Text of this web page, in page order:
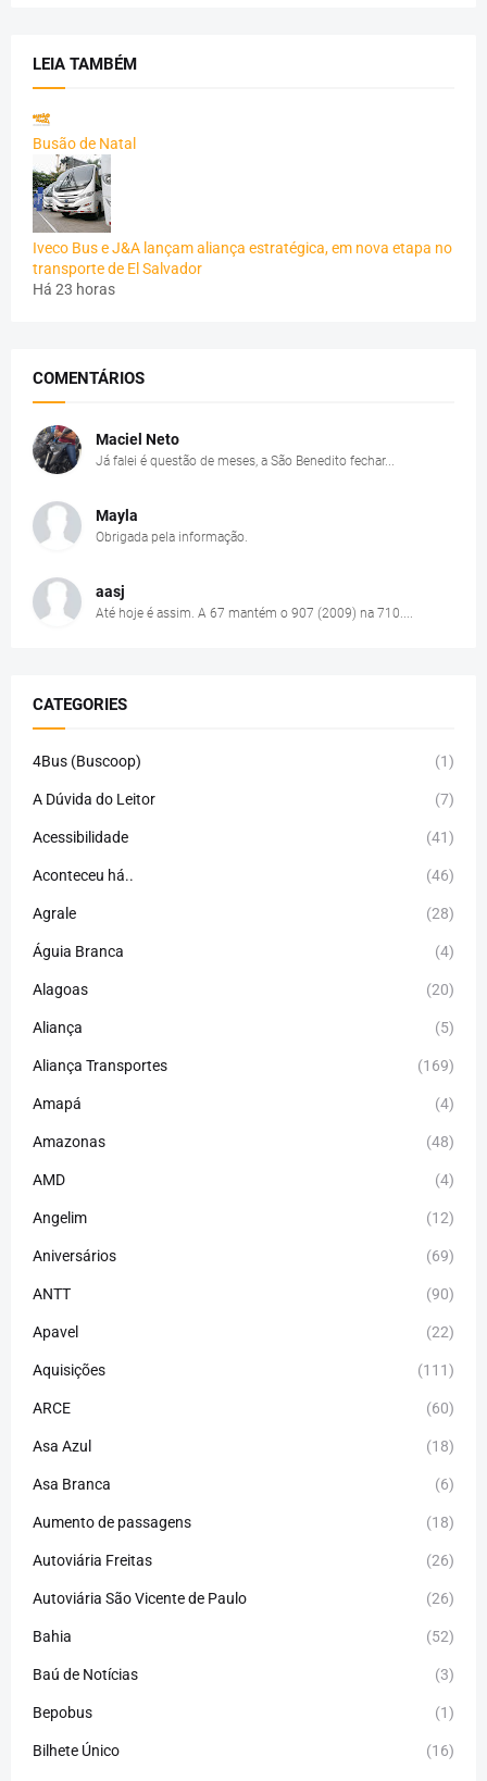
LEIA TAMBÉM
Busão de Natal
Iveco Bus e J&A lançam aliança estratégica, em nova etapa no
transporte de El Salvador
Há 23 horas
COMENTÁRIOS
Maciel Neto
Já falei é questão de meses, a São Benedito fechar...
Mayla
Obrigada pela informação.
aasj
Até hoje é assim. A 67 mantém o 907 (2009) na 710....
CATEGORIES
4Bus (Buscoop) (1)
A Dúvida do Leitor (7)
Acessibilidade (41)
Aconteceu há.. (46)
Agrale (28)
Águia Branca (4)
Alagoas (20)
Aliança (5)
Aliança Transportes (169)
Amapá (4)
Amazonas (48)
AMD (4)
Angelim (12)
Aniversários (69)
ANTT (90)
Apavel (22)
Aquisições (111)
ARCE (60)
Asa Azul (18)
Asa Branca (6)
Aumento de passagens (18)
Autoviária Freitas (26)
Autoviária São Vicente de Paulo (26)
Bahia (52)
Baú de Notícias (3)
Bepobus (1)
Bilhete Único (16)